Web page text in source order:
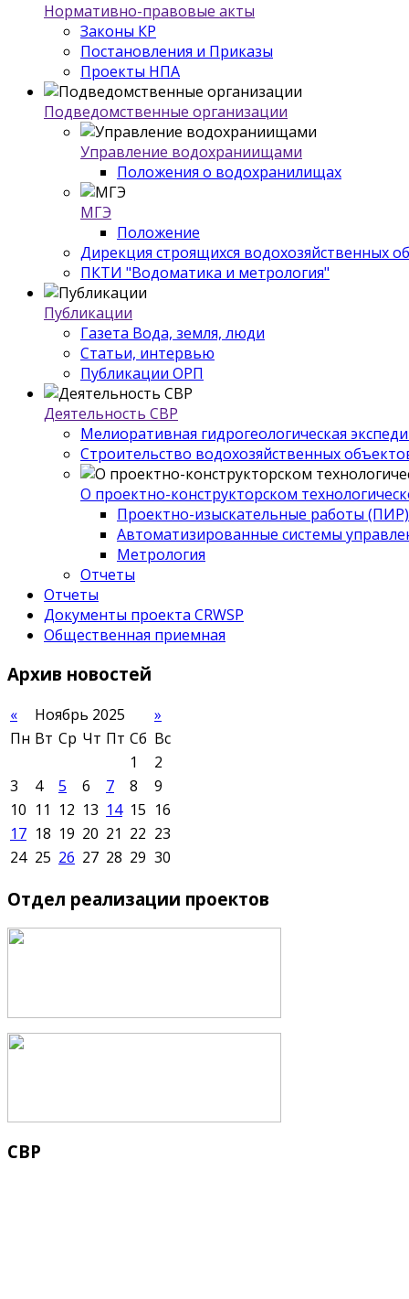
Нормативно-правовые акты
Законы КР
Постановления и Приказы
Проекты НПА
Подведомственные организации
Управление водохраниищами
Положения о водохранилищах
МГЭ
Положение
Дирекция строящихся водохозяйственных
ПКТИ "Водоматика и метрология"
Публикации
Газета Вода, земля, люди
Статьи, интервью
Публикации ОРП
Деятельность СВР
Мелиоративная гидрогеологическая
Строительство водохозяйственных
О проектно-конструкторском
Проектно-изыскательные работы (ПИР)
Автоматизированные системы
Метрология
Отчеты
Отчеты
Документы проекта CRWSP
Общественная приемная
Архив новостей
« Ноябрь 2025
»
Пн Вт Ср Чт Пт Сб Вс
1
2
3
4 5 6 7 8
9
10 11 12 13 14 15 16
17 18 19 20 21 22 23
24 25 26 27 28 29 30
Отдел реализации проектов
СВР